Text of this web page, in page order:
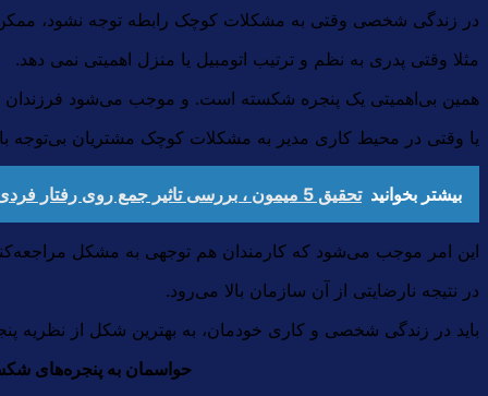
در زندگی شخصی وقتی به مشکلات کوچک رابطه توجه نشود،
مثلا وقتی پدری به نظم و ترتیب اتومبیل یا منزل اهمیتی نمی دهد.
همین بی‌اهمیتی یک پنجره شکسته است. و موجب می‌شود فرزندان
یا وقتی در محیط کاری مدیر به مشکلات کوچک مشتریان بی‌توجه
بیشتر بخوانید تحقیق 5 میمون ، بررسی تاثیر جمع روی رفتار فردی
این امر موجب می‌شود که کارمندان هم توجهی به مشکل
در نتیجه نارضایتی از آن سازمان بالا می‌رود.
باید در زندگی شخصی و کاری خودمان، به بهترین شکل از نظریه
حواسمان به پنجره‌های